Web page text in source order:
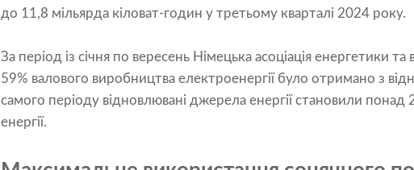
до 11,8 мільярда кіловат-годин у третьому кварталі 2024 року.
За період із січня по вересень Німецька асоціація енергетики
59% валового виробництва електроенергії було отримано з
самого періоду відновлювані джерела енергії становили понад
енергії.